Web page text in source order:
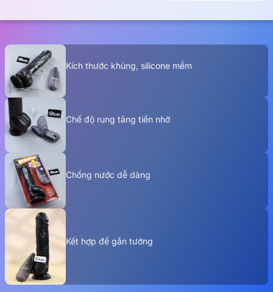
Kích thước khủng, silicone mềm
Chế độ rung tăng tiến nhờ
Chống nước dễ dàng
Kết hợp đế gắn tường